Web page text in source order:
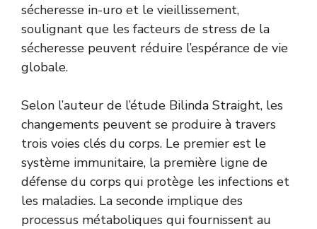
sécheresse in-uro et le vieillissement,
soulignant que les facteurs de stress de la
sécheresse peuvent réduire l’espérance de vie
globale.
Selon l’auteur de l’étude Bilinda Straight, les
changements peuvent se produire à travers
trois voies clés du corps. Le premier est le
système immunitaire, la première ligne de
défense du corps qui protège les infections et
les maladies. La seconde implique des
processus métaboliques qui fournissent au